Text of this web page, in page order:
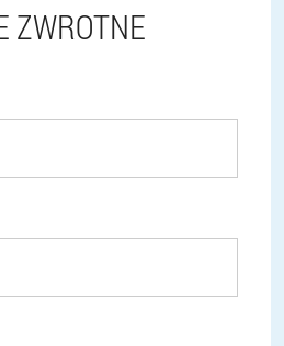
ZWROTNE